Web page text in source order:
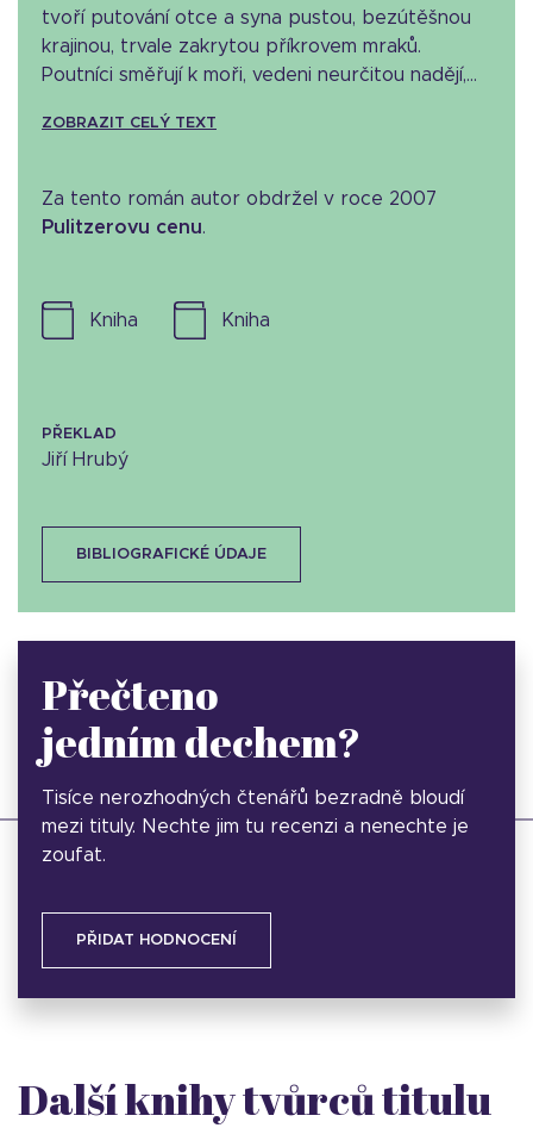
tvoří putování otce a syna pustou, bezútěšnou
krajinou, trvale zakrytou příkrovem mraků.
Poutníci směřují k moři, vedeni neurčitou nadějí,...
ZOBRAZIT CELÝ TEXT
Za tento román autor obdržel v roce 2007
Pulitzerovu cenu.
kniha kniha
PŘEKLAD
Jiří Hrubý
BIBLIOGRAFICKÉ ÚDAJE
Přečteno
jedním dechem?
Tisíce nerozhodných čtenářů bezradně bloudí
mezi tituly. Nechte jim tu recenzi a nenechte je
zoufat.
PŘIDAT HODNOCENÍ
Další knihy tvůrců titulu